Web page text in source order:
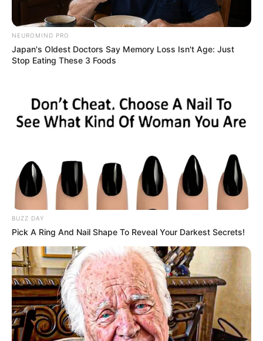
NEUROMIND PRO
Japan's Oldest Doctors Say Memory Loss Isn't Age: Just
Stop Eating These 3 Foods
BUZZ DAY
Pick A Ring And Nail Shape To Reveal Your Darkest Secrets!